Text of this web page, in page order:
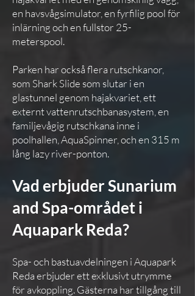
en havsvågsimulator, en fyrfilig pool för
inlärning och en fullstor 25-
meterspool.
Parken har också flera rutschkanor,
som Shark Slide som slutar i en
glastunnel genom hajakvariet, ett
externt vattenrutschbanasystem, en
familjevågig rutschkana inne i
poolhallen, AquaSpinner, och en 315 m
lång lazy river-ponton.
Vad erbjuder Sunarium
and Spa-området i
Aquapark Reda?
Spa- och bastuavdelningen i Aquapark
Reda erbjuder ett exklusivt utrymme
för avkoppling. Gästerna har tillgång till